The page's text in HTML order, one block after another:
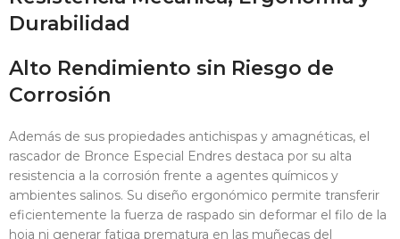
Durabilidad
Alto Rendimiento sin Riesgo de
Corrosión
Además de sus propiedades antichispas y amagnéticas, el
rascador de Bronce Especial Endres destaca por su alta
resistencia a la corrosión frente a agentes químicos y
ambientes salinos. Su diseño ergonómico permite transferir
eficientemente la fuerza de raspado sin deformar el filo de la
hoja ni generar fatiga prematura en las muñecas del